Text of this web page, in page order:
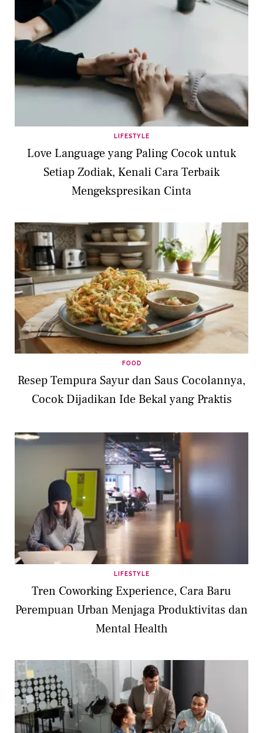
LIFESTYLE
Love Language yang Paling Cocok untuk
Setiap Zodiak, Kenali Cara Terbaik
Mengekspresikan Cinta
FOOD
Resep Tempura Sayur dan Saus Cocolannya,
Cocok Dijadikan Ide Bekal yang Praktis
LIFESTYLE
Tren Coworking Experience, Cara Baru
Perempuan Urban Menjaga Produktivitas dan
Mental Health